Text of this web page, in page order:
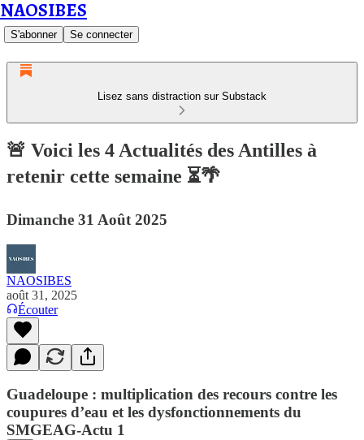
NAOSIBES
S'abonner Se connecter
Lisez sans distraction sur Substack
🚨 Voici les 4 Actualités des Antilles à
retenir cette semaine ⏳🌴
Dimanche 31 Août 2025
NAOSIBES
août 31, 2025
Écouter
Guadeloupe : multiplication des recours contre les
coupures d’eau et les dysfonctionnements du
SMGEAG-Actu 1